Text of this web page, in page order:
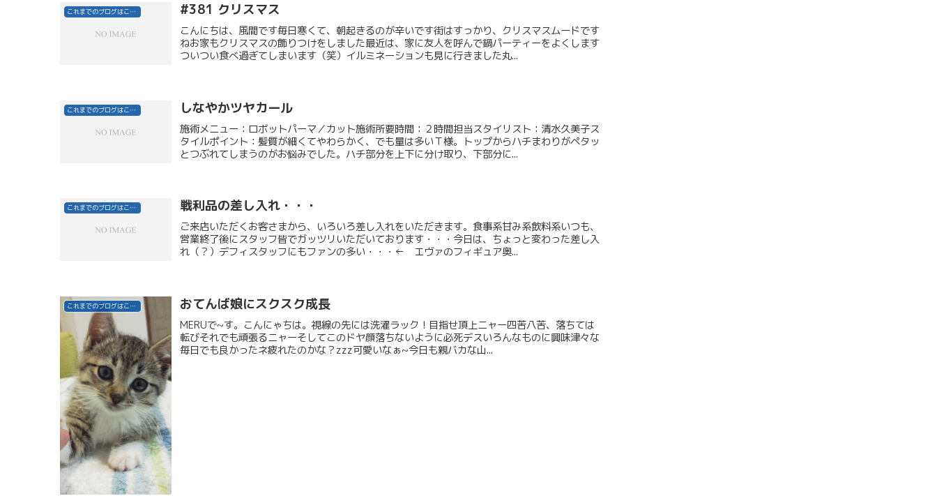
これまでのブログはこちら #381 クリスマス
こんにちは、風間です毎日寒くて、朝起きるのが辛いです街はすっかり、クリスマスムードです
ねお家もクリスマスの飾りつけをしました最近は、家に友人を呼んで鍋パーティーをよくします
ついつい食べ過ぎてしまいます（笑）イルミネーションも見に行きました丸...
これまでのブログはこちら しなやかツヤカール
施術メニュー：ロボットパーマ／カット施術所要時間：２時間担当スタイリスト：清水久美子ス
タイルポイント：髪質が細くてやわらかく、でも量は多いＴ様。トップからハチまわりがペタッ
とつぶれてしまうのがお悩みでした。ハチ部分を上下に分け取り、下部分に...
これまでのブログはこちら 戦利品の差し入れ・・・
ご来店いただくお客さまから、いろいろ差し入れをいただきます。食事系甘み系飲料系いつも、
営業終了後にスタッフ皆でガッツリいただいております・・・今日は、ちょっと変わった差し入
れ（？）デフィスタッフにもファンの多い・・・← エヴァのフィギュア奥...
これまでのブログはこちら おてんば娘にスクスク成長
MERUで~す。こんにゃちは。視線の先には洗濯ラック！目指せ頂上ニャー四苦八苦、落ちては
転びそれでも頑張るニャーそしてこのドヤ顔落ちないように必死デスいろんなものに興味津々な
毎日でも良かったネ疲れたのかな？zzz可愛いなぁ~今日も親バカな山...